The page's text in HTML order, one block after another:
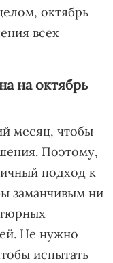
октябрь
всех
на октябрь
месяц, чтобы
Поэтому,
подход к
заманчивым ни
Не нужно
испытать